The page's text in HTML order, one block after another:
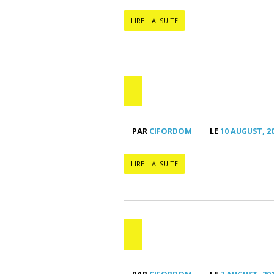
LIRE LA SUITE
PAR CIFORDOM LE 10 AUGUST,
LIRE LA SUITE